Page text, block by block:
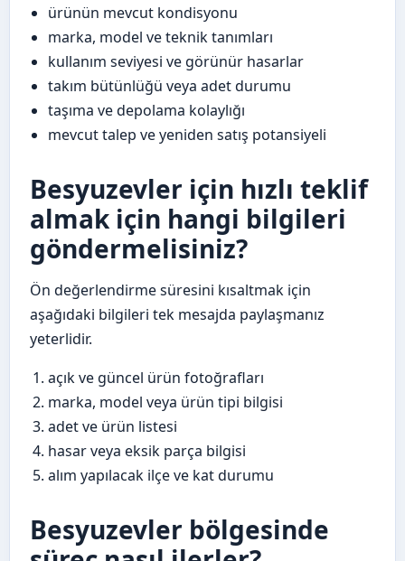
ürünün mevcut kondisyonu
marka, model ve teknik tanımları
kullanım seviyesi ve görünür hasarlar
takım bütünlüğü veya adet durumu
taşıma ve depolama kolaylığı
mevcut talep ve yeniden satış potansiyeli
Besyuzevler için hızlı teklif
almak için hangi bilgileri
göndermelisiniz?
Ön değerlendirme süresini kısaltmak için
aşağıdaki bilgileri tek mesajda paylaşmanız
yeterlidir.
açık ve güncel ürün fotoğrafları
marka, model veya ürün tipi bilgisi
adet ve ürün listesi
hasar veya eksik parça bilgisi
alım yapılacak ilçe ve kat durumu
Besyuzevler bölgesinde